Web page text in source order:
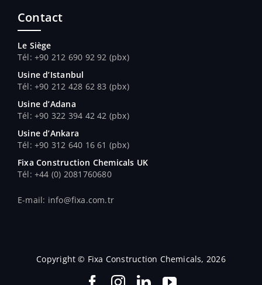
Contact
Le Siège
Tél: +90 212 690 92 92 (pbx)
Usine d’Istanbul
Tél: +90 212 428 62 83 (pbx)
Usine d’Adana
Tél: +90 322 394 42 42 (pbx)
Usine d’Ankara
Tél: +90 312 640 16 61 (pbx)
Fixa Construction Chemicals UK
Tél: +44 (0) 2081760680
E-mail: info@fixa.com.tr
Copyright © Fixa Construction Chemicals, 2026